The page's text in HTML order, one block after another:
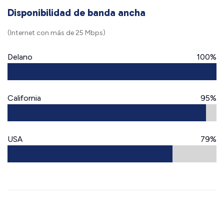
Disponibilidad de banda ancha
(Internet con más de 25 Mbps)
Delano 100%
California 95%
USA 79%